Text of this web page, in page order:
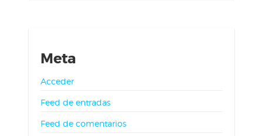
Meta
Acceder
Feed de entradas
Feed de comentarios